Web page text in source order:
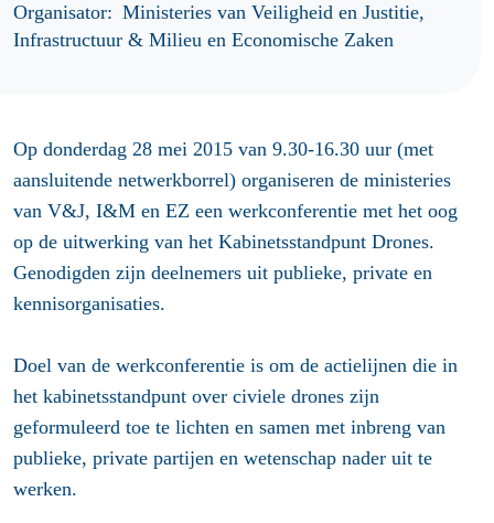
Organisator: Ministeries van Veiligheid en Justitie,
Infrastructuur & Milieu en Economische Zaken
Op donderdag 28 mei 2015 van 9.30-16.30 uur (met
aansluitende netwerkborrel) organiseren de ministeries
van V&J, I&M en EZ een werkconferentie met het oog
op de uitwerking van het Kabinetsstandpunt Drones.
Genodigden zijn deelnemers uit publieke, private en
kennisorganisaties.
Doel van de werkconferentie is om de actielijnen die in
het kabinetsstandpunt over civiele drones zijn
geformuleerd toe te lichten en samen met inbreng van
publieke, private partijen en wetenschap nader uit te
werken.